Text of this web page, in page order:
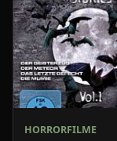
HORRORFILME